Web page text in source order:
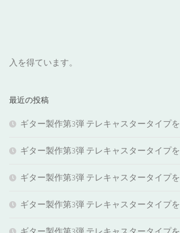
入を得ています。
最近の投稿
ギター製作第3弾 テレキャスタータイプ
ギター製作第3弾 テレキャスタータイプ
ギター製作第3弾 テレキャスタータイプ
ギター製作第3弾 テレキャスタータイプ